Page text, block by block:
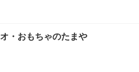
・おもちゃのたまや